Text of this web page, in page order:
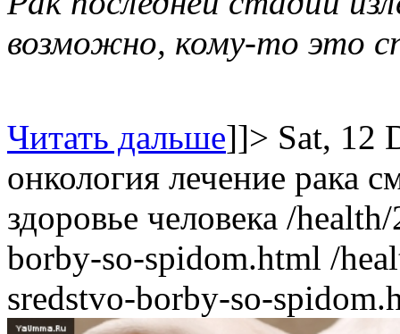
возможно, кому-то это
Читать дальше]]> Sat, 12
онкология лечение рака
здоровье человека /
borby-so-spidom.html /
sredstvo-borby-so-